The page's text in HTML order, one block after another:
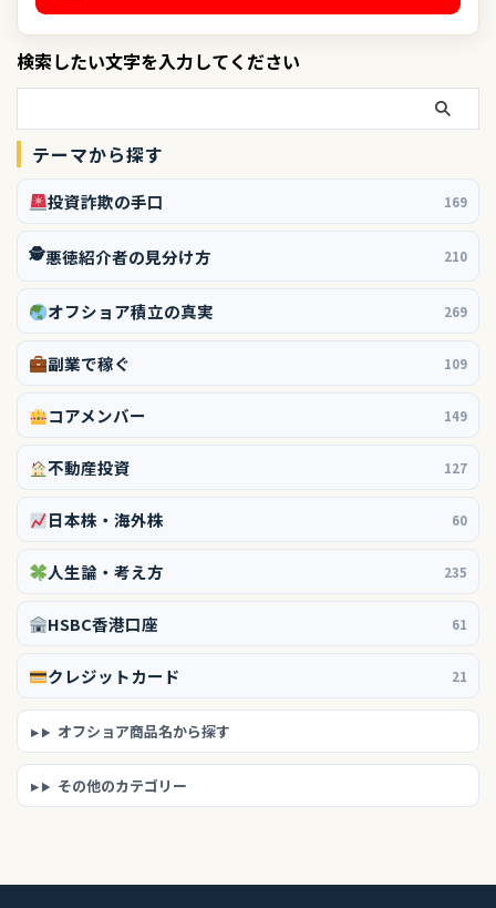
検索したい文字を入力してください
テーマから探す
投資詐欺の手口 169
🕵️悪徳紹介者の見分け方 210
オフショア積立の真実 269
副業で稼ぐ 109
コアメンバー 149
不動産投資 127
日本株・海外株 60
人生論・考え方 235
HSBC香港口座 61
クレジットカード 21
オフショア商品名から探す
その他のカテゴリー